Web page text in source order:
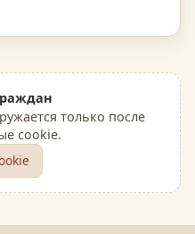
только после
cookie.